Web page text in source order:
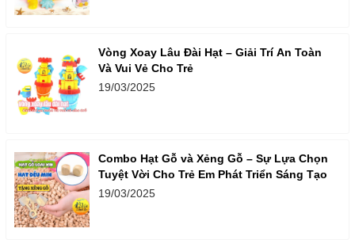
Vòng Xoay Lâu Đài Hạt – Giải Trí An Toàn
Và Vui Vẻ Cho Trẻ
19/03/2025
Combo Hạt Gỗ và Xẻng Gỗ – Sự Lựa Chọn
Tuyệt Vời Cho Trẻ Em Phát Triển Sáng Tạo
19/03/2025